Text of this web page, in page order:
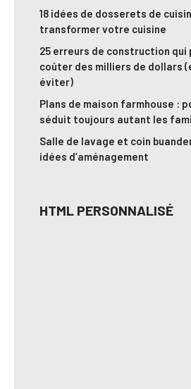
18 idées de dosserets de
transformer votre cuisine
25 erreurs de construction qui
coûter des milliers de dollars
éviter)
Plans de maison farmhouse :
séduit toujours autant les
Salle de lavage et coin
idées d’aménagement
HTML PERSONNALISÉ